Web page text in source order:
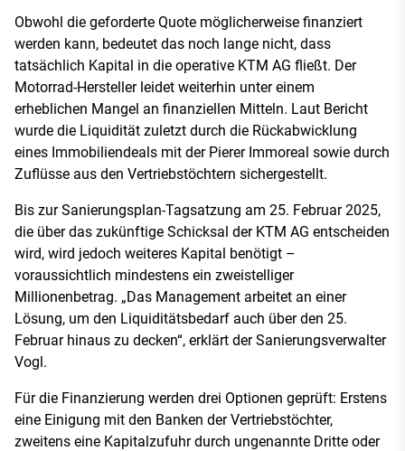
Obwohl die geforderte Quote möglicherweise finanziert
werden kann, bedeutet das noch lange nicht, dass
tatsächlich Kapital in die operative KTM AG fließt. Der
Motorrad-Hersteller leidet weiterhin unter einem
erheblichen Mangel an finanziellen Mitteln. Laut Bericht
wurde die Liquidität zuletzt durch die Rückabwicklung
eines Immobiliendeals mit der Pierer Immoreal sowie durch
Zuflüsse aus den Vertriebstöchtern sichergestellt.
Bis zur Sanierungsplan-Tagsatzung am 25. Februar 2025,
die über das zukünftige Schicksal der KTM AG entscheiden
wird, wird jedoch weiteres Kapital benötigt –
voraussichtlich mindestens ein zweistelliger
Millionenbetrag. „Das Management arbeitet an einer
Lösung, um den Liquiditätsbedarf auch über den 25.
Februar hinaus zu decken“, erklärt der Sanierungsverwalter
Vogl.
Für die Finanzierung werden drei Optionen geprüft: Erstens
eine Einigung mit den Banken der Vertriebstöchter,
zweitens eine Kapitalzufuhr durch ungenannte Dritte oder